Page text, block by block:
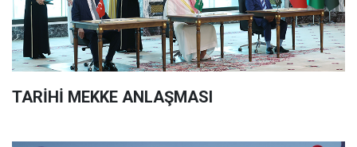
TARİHİ MEKKE ANLAŞMASI